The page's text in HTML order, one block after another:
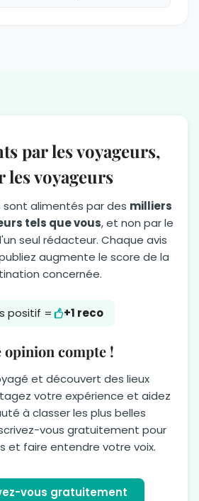
par les voyageurs,
les voyageurs
alimentés par des milliers
tels que vous, et non par le
seul rédacteur. Chaque avis
augmente le score de la
concernée.
positif = +1 reco
opinion compte !
et découvert des lieux
votre expérience et aidez
à classer les plus belles
vous gratuitement pour
et faire entendre votre voix.
vous gratuitement